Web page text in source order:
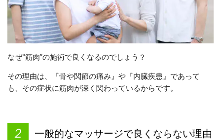
なぜ“筋肉”の施術で良くなるのでしょう？
その理由は、『骨や関節の痛み』や『内臓疾患』であって
も、その症状に筋肉が深く関わっているからです。
一般的なマッサージで良くならない理由